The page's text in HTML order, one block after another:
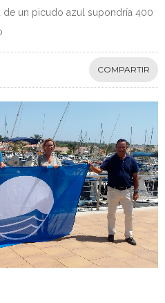
un picudo azul supondría 400
COMPARTIR